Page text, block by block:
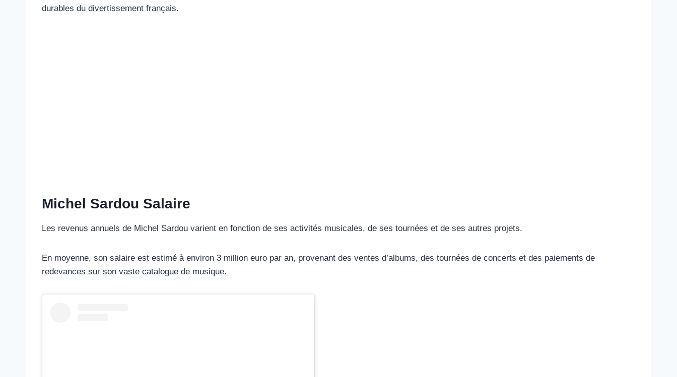
durables du divertissement français.
Michel Sardou Salaire
Les revenus annuels de Michel Sardou varient en fonction de ses activités musicales, de ses tournées et de ses autres projets.
En moyenne, son salaire est estimé à environ 3 million euro par an, provenant des ventes d’albums, des tournées de concerts et des paiements de
redevances sur son vaste catalogue de musique.